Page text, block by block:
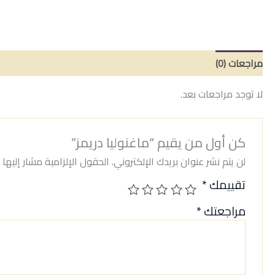
مراجعات (0)
لا توجد مراجعات بعد.
كن أول من يقيم “ماغنوليا دريمز”
لن يتم نشر عنوان بريدك الإلكتروني. الحقول الإلزامية مشار
تقييمك*
مراجعتك*